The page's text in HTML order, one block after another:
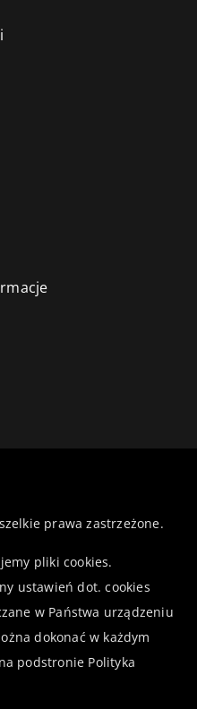
prawa zastrzeżone.
pliki cookies.
ustawień dot. cookies
w Państwa urządzeniu
dokonać w każdym
podstronie Polityka